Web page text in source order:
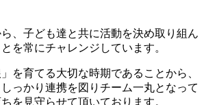
、子ども達と共に活動を決め取り組ん
を常にチャレンジしています。
を育てる大切な時期であることから、
っかり連携を図り チーム一丸となって
を見守らせて頂いております。